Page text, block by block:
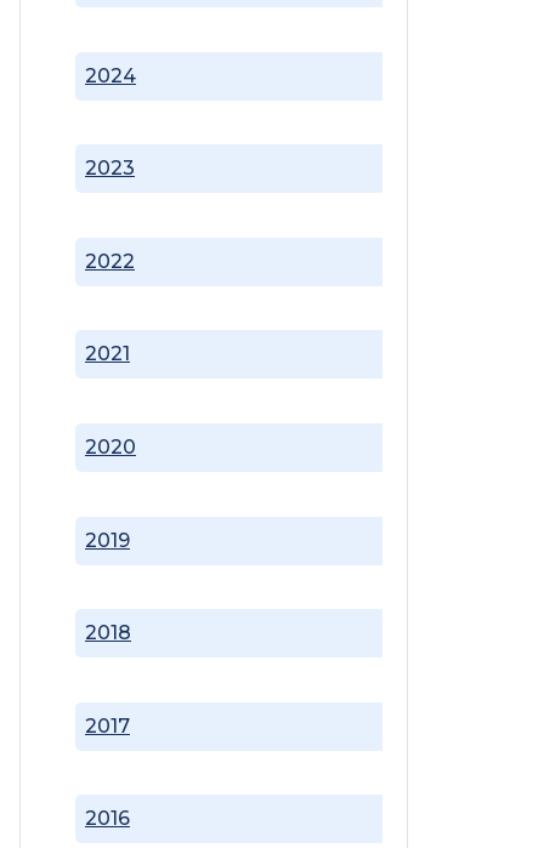
2016
2017
2018
2019
2020
2021
2022
2023
2024